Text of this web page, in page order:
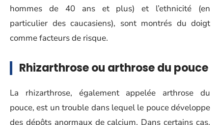
hommes de 40 ans et plus) et l’ethnicité (en
particulier des caucasiens), sont montrés du doigt
comme facteurs de risque.
Rhizarthrose ou arthrose du pouce
La rhizarthrose, également appelée arthrose du
pouce, est un trouble dans lequel le pouce développe
des dépôts anormaux de calcium. Dans certains cas,